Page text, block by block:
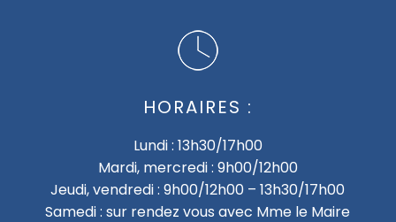
HORAIRES :
Lundi : 13h30/17h00
Mardi, mercredi : 9h00/12h00
Jeudi, vendredi : 9h00/12h00 – 13h30/17h00
Samedi : sur rendez vous avec Mme le Maire